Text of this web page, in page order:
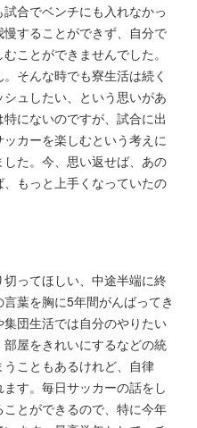
合でベンチにも入れなかっ
することができず、自分で
ことができませんでした。
そんな時でも寮生活は続く
ュしたい、という思いがあ
にないのですが、試合に出
カーを楽しむという考えに
た。今、思い返せば、あの
もっと上手くなっていたの
ってほしい、中途半端に終
葉を胸に5年間がんばってき
団生活では自分のやりたい
屋をきれいにするなどの統
こともあるけれど、自律
す。毎日サッカーの話をし
とができるので、特に今年